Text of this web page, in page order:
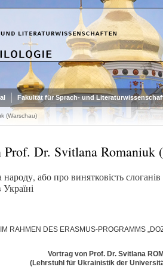
Fakultät für Sprach- und
(Warschau)
Prof. Dr. Svitlana Romaniuk
або про винятковість слоганів
IM RAHMEN DES ERASMUS-PROGRAMMS
Vortrag von Prof. Dr. Svitlana
(Lehrstuhl für Ukrainistik der